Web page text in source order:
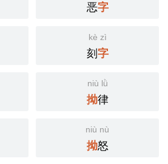
恶字
kè zì
刻字
niù lǜ
拗律
niù nù
拗怒